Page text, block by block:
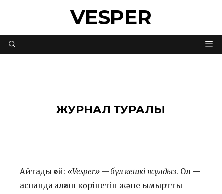
VESPER
ЖУРНАЛ ТУРАЛЫ
Айтады ғой: «Vesper» — бұл кешкі жұлдыз. Ол —
аспанда алғаш көрінетін және ымыртты